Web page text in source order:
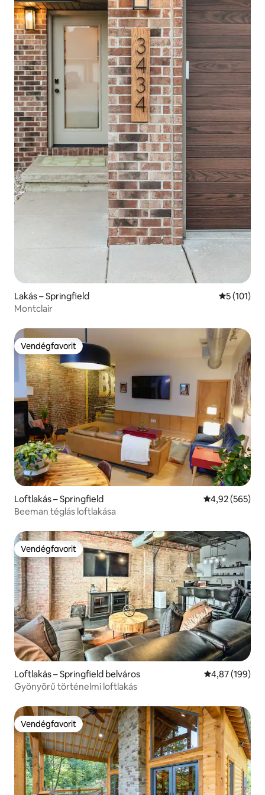
Lakás – Springfield Átlagos
5 (101)
Montclair
Vendégfavorit
Vendégfavorit
Loftlakás – Springfield Átlagos
4,92 (565)
Beeman téglás loftlakása
Vendégfavorit
Vendégfavorit
Loftlakás – Springfield belváros Átlagos
4,87 (199)
Gyönyörű történelmi loftlakás
Vendégfavorit
Vendégfavorit